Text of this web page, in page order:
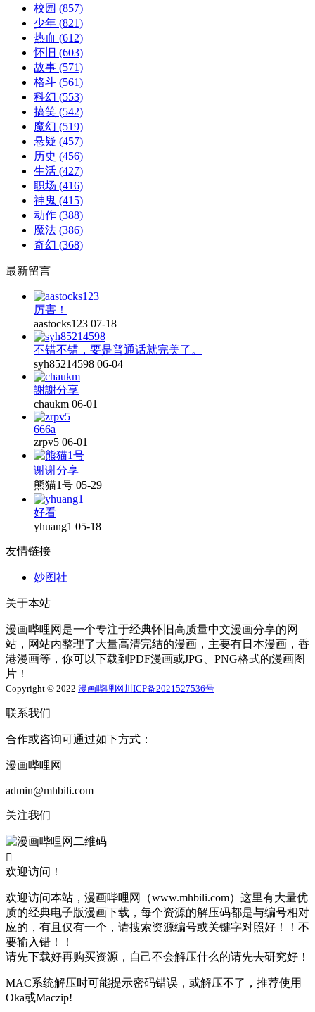
校园 (857)
少年 (821)
热血 (612)
怀旧 (603)
故事 (571)
格斗 (561)
科幻 (553)
搞笑 (542)
魔幻 (519)
悬疑 (457)
历史 (456)
生活 (427)
职场 (416)
神鬼 (415)
动作 (388)
魔法 (386)
奇幻 (368)
最新留言
厉害！
aastocks123 07-18
不错不错，要是普通话就完美了。
syh85214598 06-04
謝謝分享
chaukm 06-01
666a
zrpv5 06-01
谢谢分享
熊猫1号 05-29
好看
yhuang1 05-18
友情链接
妙图社
关于本站
漫画哔哩网是一个专注于经典怀旧高质量中文漫画分享的网
站，网站内整理了大量高清完结的漫画，主要有日本漫画，香
港漫画等，你可以下载到PDF漫画或JPG、PNG格式的漫画图
片！
Copyright © 2022 漫画哔哩网 川ICP备2021527536号
联系我们
合作或咨询可通过如下方式：
漫画哔哩网
admin@mhbili.com
关注我们

欢迎访问！
欢迎访问本站，漫画哔哩网（www.mhbili.com）这里有大量优
质的经典电子版漫画下载，每个资源的解压码都是与编号相对
应的，有且仅有一个，请搜索资源编号或关键字对照好！！不
要输入错！！
请先下载好再购买资源，自己不会解压什么的请先去研究好！
MAC系统解压时可能提示密码错误，或解压不了，推荐使用
Oka或Maczip!